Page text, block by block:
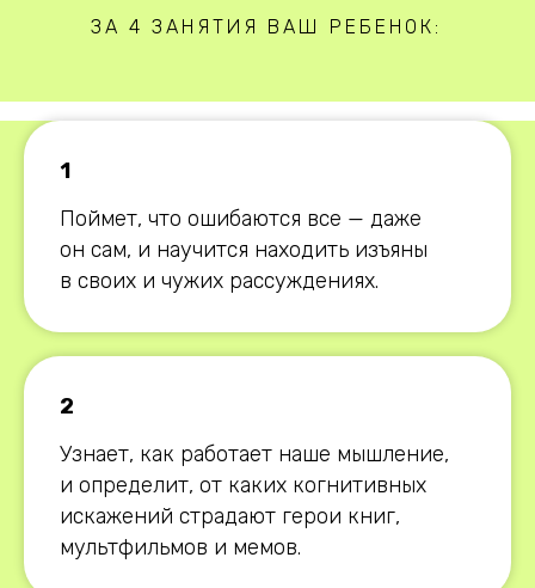
ЗА 4 ЗАНЯТИЯ ВАШ РЕБЕНОК:
1
Поймет, что ошибаются все — даже
он сам, и научится находить изъяны
в своих и чужих рассуждениях.
2
Узнает, как работает наше мышление,
и определит, от каких когнитивных
искажений страдают герои книг,
мультфильмов и мемов.